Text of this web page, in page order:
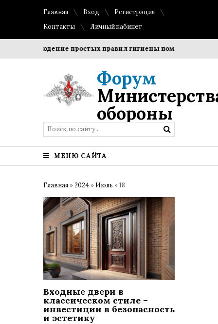
Главная Вход
Регистрация
Контакты
Личный кабинет
Соблюдение простых правил гигиены помогает
Форум
обороны
МЕНЮ САЙТА
Главная »2024 » Июль »18
Входные двери в
классическом стиле –
инвестиции в безопасность
и эстетику